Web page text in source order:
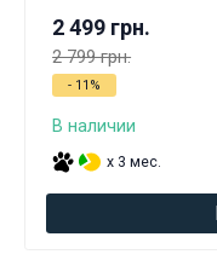
2 499 грн.
2 799 грн.
- 11%
В наличии
x 3 мес.